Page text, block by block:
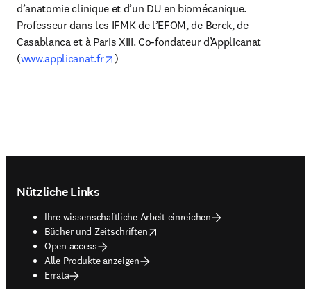
d’anatomie clinique et d’un DU en biomécanique.
Professeur dans les IFMK de l’EFOM, de Berck, de
Casablanca et à Paris XIII. Co-fondateur d’Applicanat
(www.applicanat.fr opens in new tab/window
)
Nützliche Links
Ihre wissenschaftliche Arbeit einreichen
Bücher und Zeitschriften
opens in new tab/window
Open access
Alle Produkte anzeigen
Errata